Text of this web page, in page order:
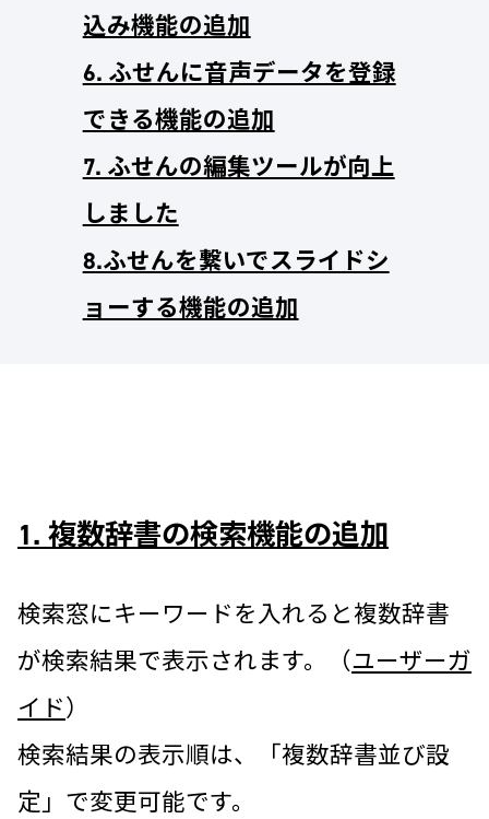
込み機能の追加
6. ふせんに音声データを登録
できる機能の追加
7. ふせんの編集ツールが向上
しました
8.ふせんを繋いでスライドシ
ョーする機能の追加
1. 複数辞書の検索機能の追加
検索窓にキーワードを入れると複数辞書
が検索結果で表示されます。（ユーザーガ
イド）
検索結果の表示順は、「複数辞書並び設
定」で変更可能です。